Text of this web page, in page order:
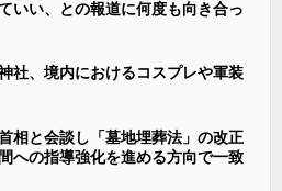
いい、との報道に何度も向き合っ
社、境内におけるコスプレや軍装
相と会談し「墓地埋葬法」の改正
への指導強化を進める方向で一致